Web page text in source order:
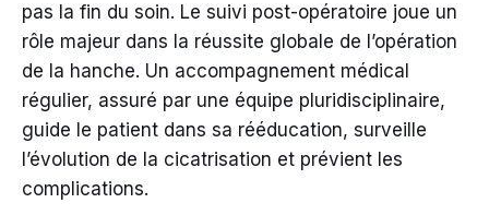
pas la fin du soin. Le suivi post-opératoire joue un
rôle majeur dans la réussite globale de l’opération
de la hanche. Un accompagnement médical
régulier, assuré par une équipe pluridisciplinaire,
guide le patient dans sa rééducation, surveille
l’évolution de la cicatrisation et prévient les
complications.